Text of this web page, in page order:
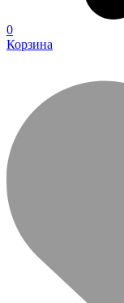
0
Корзина